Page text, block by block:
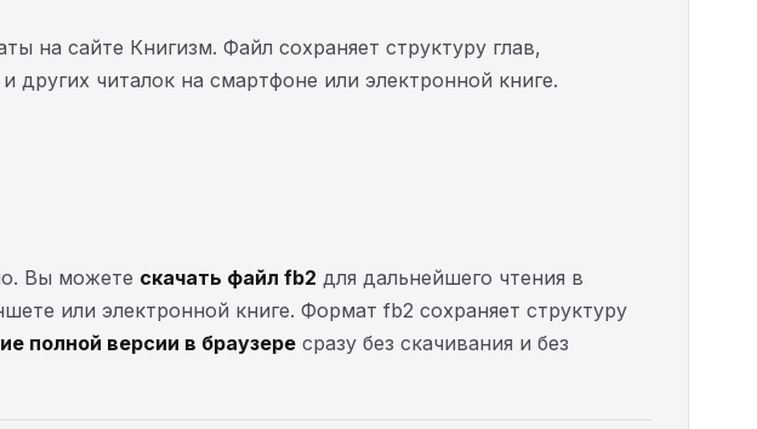
на сайте Книгизм. Файл сохраняет структуру глав,
читалок на смартфоне или электронной книге.
Вы можете скачать файл fb2 для дальнейшего чтения в
или электронной книге. Формат fb2 сохраняет структуру
полной версии в браузере сразу без скачивания и без